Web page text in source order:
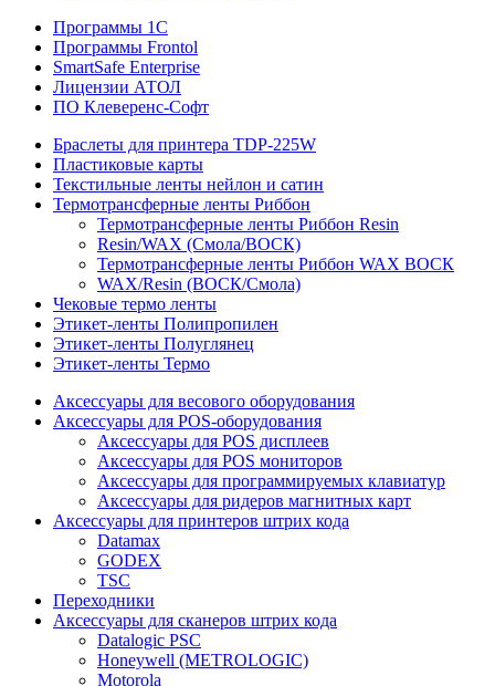
Программы 1C
Программы Frontol
SmartSafe Enterprise
Лицензии АТОЛ
ПО Клеверенс-Софт
Браслеты для принтера TDP-225W
Пластиковые карты
Текстильные ленты нейлон и сатин
Термотрансферные ленты Риббон
Термотрансферные ленты Риббон Resin
Resin/WAX (Смола/ВОСК)
Термотрансферные ленты Риббон WAX ВОСК
WAX/Resin (ВОСК/Смола)
Чековые термо ленты
Этикет-ленты Полипропилен
Этикет-ленты Полуглянец
Этикет-ленты Термо
Аксессуары для весового оборудования
Аксессуары для POS-оборудования
Аксессуары для POS дисплеев
Аксессуары для POS мониторов
Аксессуары для программируемых клавиатур
Аксессуары для ридеров магнитных карт
Аксессуары для принтеров штрих кода
Datamax
GODEX
TSC
Переходники
Аксессуары для сканеров штрих кода
Datalogic PSC
Honeywell (METROLOGIC)
Motorola